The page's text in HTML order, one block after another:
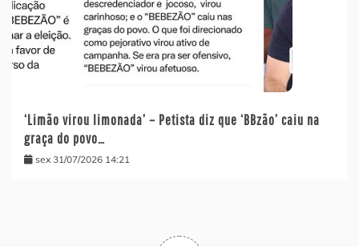
‘Limão virou limonada’ – Petista diz que ‘BBzão’ caiu na
graça do povo…
sex 31/07/2026 14:21